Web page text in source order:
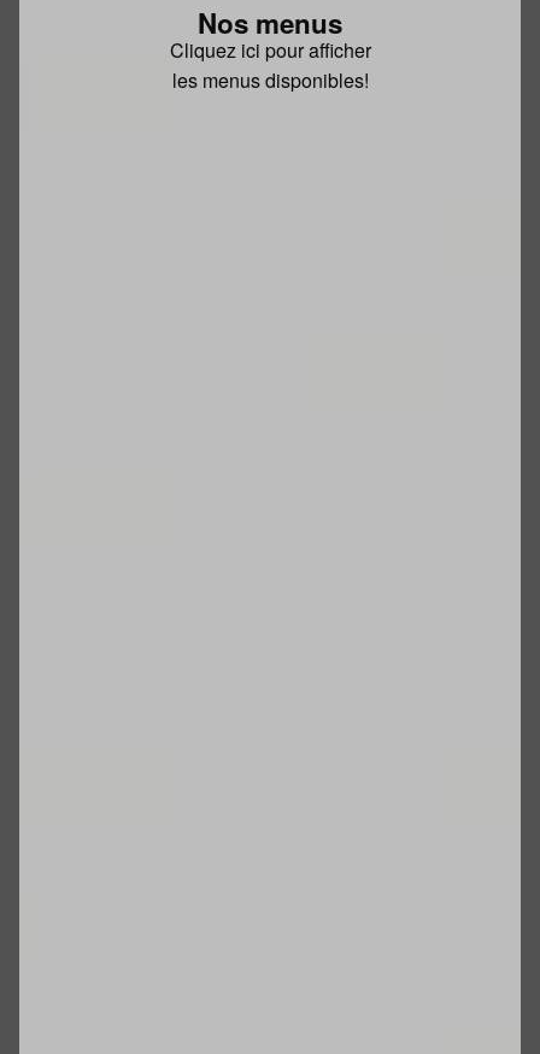
Nos menus
Cliquez ici pour afficher
les menus disponibles!